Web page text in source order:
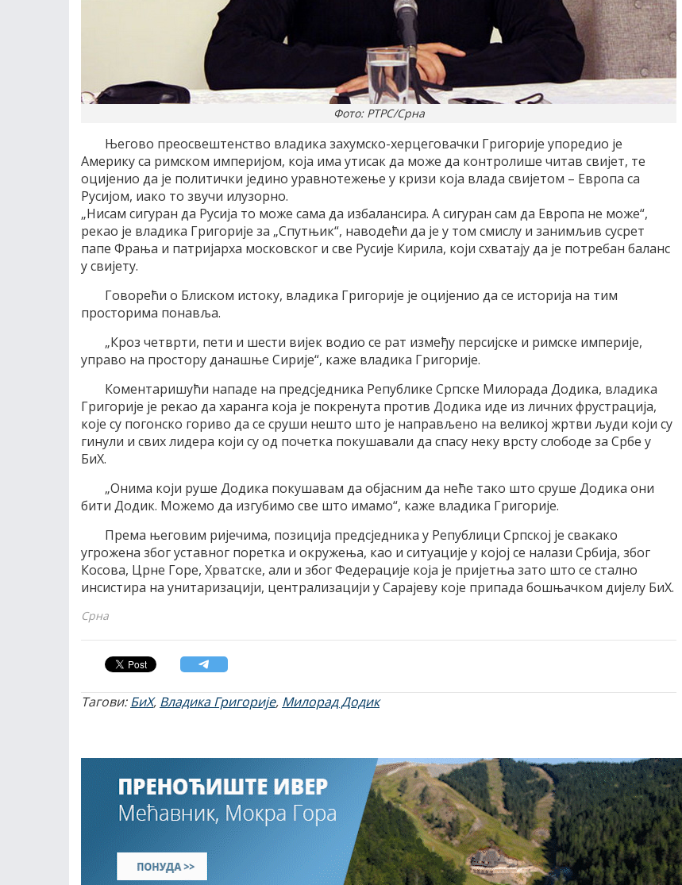
Фото: РТРС/Срна
Његово преосвештенство владика захумско-херцеговачки Григорије упоредио је
Америку са римском империјом, која има утисак да може да контролише читав свијет, те
оцијенио да је политички једино уравнотежење у кризи која влада свијетом – Европа са
Русијом, иако то звучи илузорно.
„Нисам сигуран да Русија то може сама да избалансира. А сигуран сам да Европа не може“,
рекао је владика Григорије за „Спутњик“, наводећи да је у том смислу и занимљив сусрет
папе Фрања и патријарха московског и све Русије Кирила, који схватају да је потребан баланс
у свијету.
Говорећи о Блиском истоку, владика Григорије је оцијенио да се историја на тим
просторима понавља.
„Кроз четврти, пети и шести вијек водио се рат између персијске и римске империје,
управо на простору данашње Сирије“, каже владика Григорије.
Коментаришући нападе на предсједника Републике Српске Милорада Додика, владика
Григорије је рекао да харанга која је покренута против Додика иде из личних фрустрација,
које су погонско гориво да се сруши нешто што је направљено на великој жртви људи који су
гинули и свих лидера који су од почетка покушавали да спасу неку врсту слободе за Србе у
БиХ.
„Онима који руше Додика покушавам да објасним да неће тако што сруше Додика они
бити Додик. Можемо да изгубимо све што имамо“, каже владика Григорије.
Према његовим ријечима, позиција предсједника у Републици Српској је свакако
угрожена због уставног поретка и окружења, као и ситуације у којој се налази Србија, због
Косова, Црне Горе, Хрватске, али и због Федерације која је пријетња зато што се стално
инсистира на унитаризацији, централизацији у Сарајеву које припада бошњачком дијелу БиХ.
Срна
Тагови:БиХ, Владика Григорије, Милорад Додик